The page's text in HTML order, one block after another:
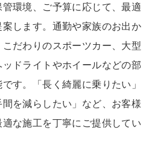
環境、ご予算に応じて、最適
します。通勤や家族のお出か
だわりのスポーツカー、大型
ドライトやホイールなどの部
す。「長く綺麗に乗りたい」
間を減らしたい」など、お客様
な施工を丁寧にご提供してい